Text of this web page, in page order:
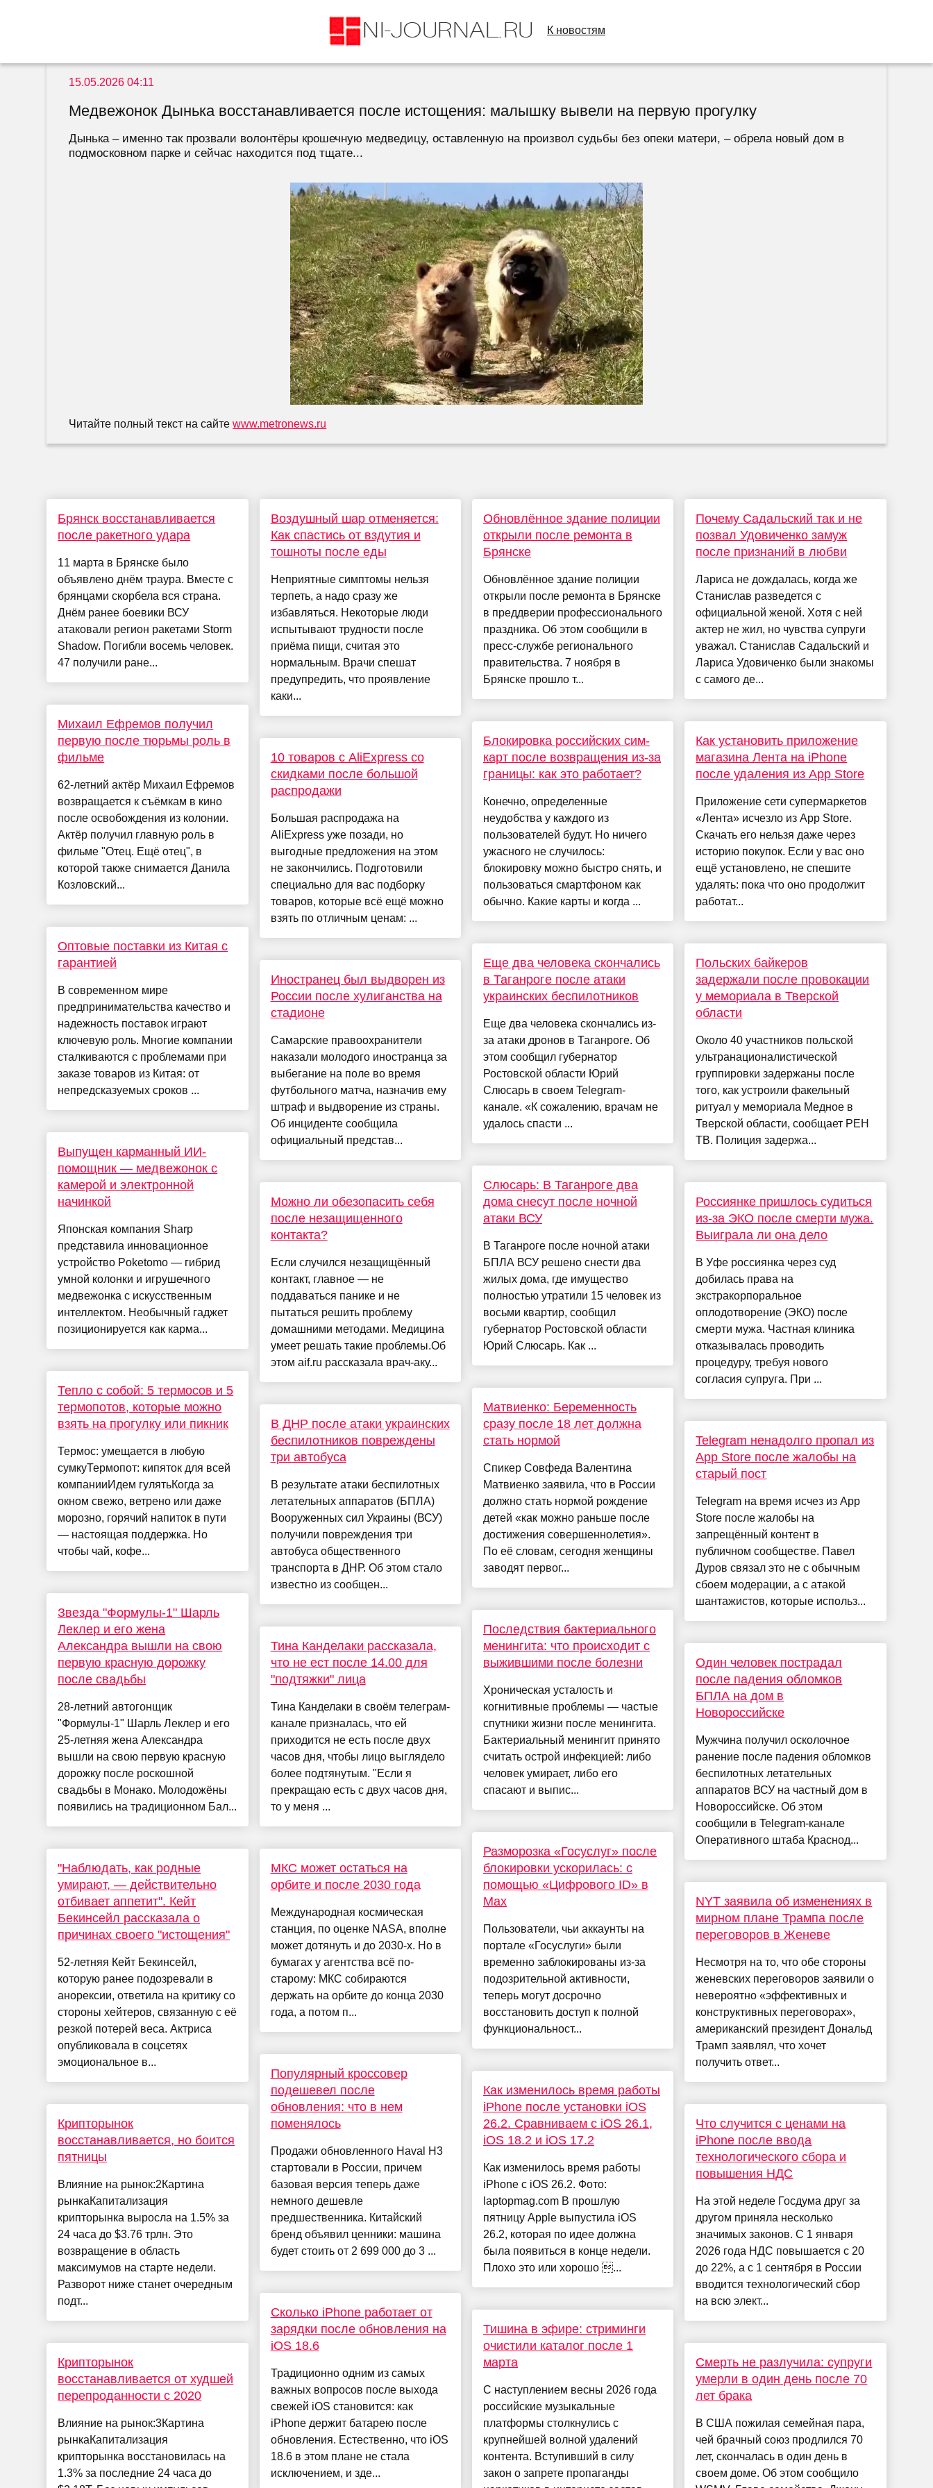
К новостям
15.05.2026 04:11
Медвежонок Дынька восстанавливается после истощения: малышку вывели на первую прогулку
Дынька – именно так прозвали волонтёры крошечную медведицу, оставленную на произвол судьбы без опеки матери, – обрела новый дом в
подмосковном парке и сейчас находится под тщате...
Читайте полный текст на сайтеwww.metronews.ru
Брянск восстанавливается
после ракетного удара
11 марта в Брянске было
объявлено днём траура. Вместе с
брянцами скорбела вся страна.
Днём ранее боевики ВСУ
атаковали регион ракетами Storm
Shadow. Погибли восемь человек.
47 получили ране...
Михаил Ефремов получил
первую после тюрьмы роль в
фильме
62-летний актёр Михаил Ефремов
возвращается к съёмкам в кино
после освобождения из колонии.
Актёр получил главную роль в
фильме "Отец. Ещё отец", в
которой также снимается Данила
Козловский...
Оптовые поставки из Китая с
гарантией
В современном мире
предпринимательства качество и
надежность поставок играют
ключевую роль. Многие компании
сталкиваются с проблемами при
заказе товаров из Китая: от
непредсказуемых сроков ...
Выпущен карманный ИИ-
помощник — медвежонок с
камерой и электронной
начинкой
Японская компания Sharp
представила инновационное
устройство Poketomo — гибрид
умной колонки и игрушечного
медвежонка с искусственным
интеллектом. Необычный гаджет
позиционируется как карма...
Тепло с собой: 5 термосов и 5
термопотов, которые можно
взять на прогулку или пикник
Термос: умещается в любую
сумкуТермопот: кипяток для всей
компанииИдем гулятьКогда за
окном свежо, ветрено или даже
морозно, горячий напиток в пути
— настоящая поддержка. Но
чтобы чай, кофе...
Звезда "Формулы-1" Шарль
Леклер и его жена
Александра вышли на свою
первую красную дорожку
после свадьбы
28-летний автогонщик
"Формулы-1" Шарль Леклер и его
25-летняя жена Александра
вышли на свою первую красную
дорожку после роскошной
свадьбы в Монако. Молодожёны
появились на традиционном Бал...
"Наблюдать, как родные
умирают, — действительно
отбивает аппетит". Кейт
Бекинсейл рассказала о
причинах своего "истощения"
52-летняя Кейт Бекинсейл,
которую ранее подозревали в
анорексии, ответила на критику со
стороны хейтеров, связанную с её
резкой потерей веса. Актриса
опубликовала в соцсетях
эмоциональное в...
Крипторынок
восстанавливается, но боится
пятницы
Влияние на рынок:2Картина
рынкаКапитализация
крипторынка выросла на 1.5% за
24 часа до $3.76 трлн. Это
возвращение в область
максимумов на старте недели.
Разворот ниже станет очередным
подт...
Крипторынок
восстанавливается от худшей
перепроданности с 2020
Влияние на рынок:3Картина
рынкаКапитализация
крипторынка восстановилась на
1.3% за последние 24 часа до
Воздушный шар отменяется:
Как спастись от вздутия и
тошноты после еды
Неприятные симптомы нельзя
терпеть, а надо сразу же
избавляться. Некоторые люди
испытывают трудности после
приёма пищи, считая это
нормальным. Врачи спешат
предупредить, что проявление
каки...
10 товаров с AliExpress со
скидками после большой
распродажи
Большая распродажа на
AliExpress уже позади, но
выгодные предложения на этом
не закончились. Подготовили
специально для вас подборку
товаров, которые всё ещё можно
взять по отличным ценам: ...
Иностранец был выдворен из
России после хулиганства на
стадионе
Самарские правоохранители
наказали молодого иностранца за
выбегание на поле во время
футбольного матча, назначив ему
штраф и выдворение из страны.
Об инциденте сообщила
официальный представ...
Можно ли обезопасить себя
после незащищенного
контакта?
Если случился незащищённый
контакт, главное — не
поддаваться панике и не
пытаться решить проблему
домашними методами. Медицина
умеет решать такие проблемы.Об
этом aif.ru рассказала врач-аку...
В ДНР после атаки украинских
беспилотников повреждены
три автобуса
В результате атаки беспилотных
летательных аппаратов (БПЛА)
Вооруженных сил Украины (ВСУ)
получили повреждения три
автобуса общественного
транспорта в ДНР. Об этом стало
известно из сообщен...
Тина Канделаки рассказала,
что не ест после 14.00 для
"подтяжки" лица
Тина Канделаки в своём телеграм-
канале призналась, что ей
приходится не есть после двух
часов дня, чтобы лицо выглядело
более подтянутым. "Если я
прекращаю есть с двух часов дня,
то у меня ...
МКС может остаться на
орбите и после 2030 года
Международная космическая
станция, по оценке NASA, вполне
может дотянуть и до 2030-х. Но в
бумагах у агентства всё по-
старому: МКС собираются
держать на орбите до конца 2030
года, а потом п...
Популярный кроссовер
подешевел после
обновления: что в нем
поменялось
Продажи обновленного Haval H3
стартовали в России, причем
базовая версия теперь даже
немного дешевле
предшественника. Китайский
бренд объявил ценники: машина
будет стоить от 2 699 000 до 3 ...
Сколько iPhone работает от
зарядки после обновления на
iOS 18.6
Традиционно одним из самых
важных вопросов после выхода
свежей iOS становится: как
iPhone держит батарею после
обновления. Естественно, что iOS
18.6 в этом плане не стала
исключением, и зде...
Обновлённое здание полиции
открыли после ремонта в
Брянске
Обновлённое здание полиции
открыли после ремонта в Брянске
в преддверии профессионального
праздника. Об этом сообщили в
пресс-службе регионального
правительства. 7 ноября в
Брянске прошло т...
Блокировка российских сим-
карт после возвращения из-за
границы: как это работает?
Конечно, определенные
неудобства у каждого из
пользователей будут. Но ничего
ужасного не случилось:
блокировку можно быстро снять, и
пользоваться смартфоном как
обычно. Какие карты и когда ...
Еще два человека скончались
в Таганроге после атаки
украинских беспилотников
Еще два человека скончались из-
за атаки дронов в Таганроге. Об
этом сообщил губернатор
Ростовской области Юрий
Слюсарь в своем Telegram-
канале. «К сожалению, врачам не
удалось спасти ...
Слюсарь: В Таганроге два
дома снесут после ночной
атаки ВСУ
В Таганроге после ночной атаки
БПЛА ВСУ решено снести два
жилых дома, где имущество
полностью утратили 15 человек из
восьми квартир, сообщил
губернатор Ростовской области
Юрий Слюсарь. Как ...
Матвиенко: Беременность
сразу после 18 лет должна
стать нормой
Спикер Совфеда Валентина
Матвиенко заявила, что в России
должно стать нормой рождение
детей «как можно раньше после
достижения совершеннолетия».
По её словам, сегодня женщины
заводят первог...
Последствия бактериального
менингита: что происходит с
выжившими после болезни
Хроническая усталость и
когнитивные проблемы — частые
спутники жизни после менингита.
Бактериальный менингит принято
считать острой инфекцией: либо
человек умирает, либо его
спасают и выпис...
Разморозка «Госуслуг» после
блокировки ускорилась: с
помощью «Цифрового ID» в
Max
Пользователи, чьи аккаунты на
портале «Госуслуги» были
временно заблокированы из-за
подозрительной активности,
теперь могут досрочно
восстановить доступ к полной
функциональност...
Как изменилось время работы
iPhone после установки iOS
26.2. Сравниваем с iOS 26.1,
iOS 18.2 и iOS 17.2
Как изменилось время работы
iPhone с iOS 26.2. Фото:
laptopmag.com В прошлую
пятницу Apple выпустила iOS
26.2, которая по идее должна
была появиться в конце недели.
Плохо это или хорошо ...
Тишина в эфире: стриминги
очистили каталог после 1
марта
С наступлением весны 2026 года
российские музыкальные
платформы столкнулись с
крупнейшей волной удалений
контента. Вступивший в силу
закон о запрете пропаганды
Почему Садальский так и не
позвал Удовиченко замуж
после признаний в любви
Лариса не дождалась, когда же
Станислав разведется с
официальной женой. Хотя с ней
актер не жил, но чувства супруги
уважал. Станислав Садальский и
Лариса Удовиченко были знакомы
с самого де...
Как установить приложение
магазина Лента на iPhone
после удаления из App Store
Приложение сети супермаркетов
«Лента» исчезло из App Store.
Скачать его нельзя даже через
историю покупок. Если у вас оно
ещё установлено, не спешите
удалять: пока что оно продолжит
работат...
Польских байкеров
задержали после провокации
у мемориала в Тверской
области
Около 40 участников польской
ультранационалистической
группировки задержаны после
того, как устроили факельный
ритуал у мемориала Медное в
Тверской области, сообщает РЕН
ТВ. Полиция задержа...
Россиянке пришлось судиться
из-за ЭКО после смерти мужа.
Выиграла ли она дело
В Уфе россиянка через суд
добилась права на
экстракорпоральное
оплодотворение (ЭКО) после
смерти мужа. Частная клиника
отказывалась проводить
процедуру, требуя нового
согласия супруга. При ...
Telegram ненадолго пропал из
App Store после жалобы на
старый пост
Telegram на время исчез из App
Store после жалобы на
запрещённый контент в
публичном сообществе. Павел
Дуров связал это не с обычным
сбоем модерации, а с атакой
шантажистов, которые использ...
Один человек пострадал
после падения обломков
БПЛА на дом в
Новороссийске
Мужчина получил осколочное
ранение после падения обломков
беспилотных летательных
аппаратов ВСУ на частный дом в
Новороссийске. Об этом
сообщили в Telegram-канале
Оперативного штаба Краснод...
NYT заявила об изменениях в
мирном плане Трампа после
переговоров в Женеве
Несмотря на то, что обе стороны
женевских переговоров заявили о
невероятно «эффективных и
конструктивных переговорах»,
американский президент Дональд
Трамп заявлял, что хочет
получить ответ...
Что случится с ценами на
iPhone после ввода
технологического сбора и
повышения НДС
На этой неделе Госдума друг за
другом приняла несколько
значимых законов. С 1 января
2026 года НДС повышается с 20
до 22%, а с 1 сентября в России
вводится технологический сбор
на всю элект...
Смерть не разлучила: супруги
умерли в один день после 70
лет брака
В США пожилая семейная пара,
чей брачный союз продлился 70
лет, скончалась в один день в
своем доме. Об этом сообщило